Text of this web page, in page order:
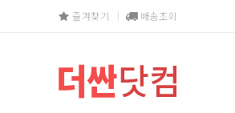
즐겨찾기 배송조회